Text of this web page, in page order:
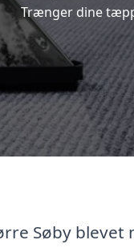
Trænger dine
Søby blevet